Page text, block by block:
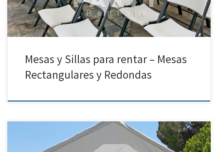
Mesas y Sillas para rentar – Mesas
Rectangulares y Redondas